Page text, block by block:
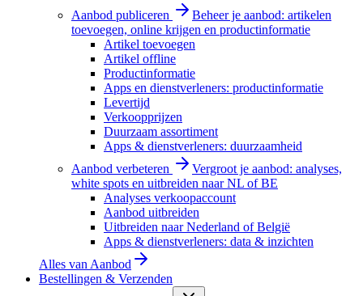
Aanbod publiceren
Beheer je aanbod: artikelen
toevoegen, online krijgen en productinformatie
Artikel toevoegen
Artikel offline
Productinformatie
Apps en dienstverleners: productinformatie
Levertijd
Verkoopprijzen
Duurzaam assortiment
Apps & dienstverleners: duurzaamheid
Aanbod verbeteren
Vergroot je aanbod: analyses,
white spots en uitbreiden naar NL of BE
Analyses verkoopaccount
Aanbod uitbreiden
Uitbreiden naar Nederland of België
Apps & dienstverleners: data & inzichten
Alles van Aanbod
Bestellingen & Verzenden